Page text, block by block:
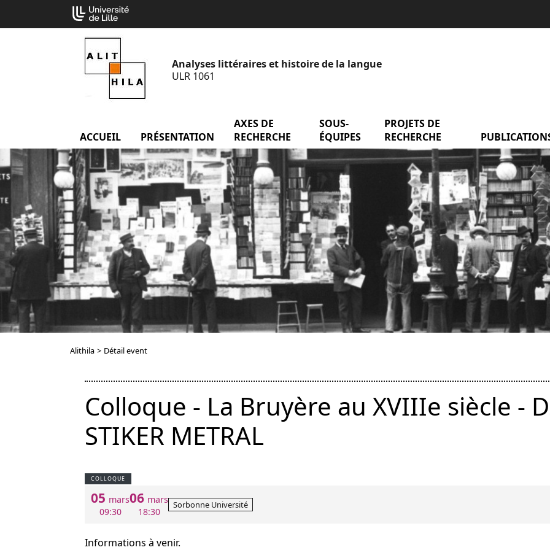
Analyses littéraires et histoire de la langue
ULR 1061
ACCUEIL menu Accueil
PRÉSENTATION menu Présentation
AXES DE
RECHERCHE
menu Axes de recherche
SOUS-
ÉQUIPES
menu Sous-équipes
PROJETS DE
RECHERCHE
menu Projets
Alithila > Détail event
Colloque - La Bruyère au XVIIIe siècle -
STIKER METRAL
COLLOQUE
05 mars
09:30
06 mars
18:30
Sorbonne Université
Informations à venir.
Cookies management panel